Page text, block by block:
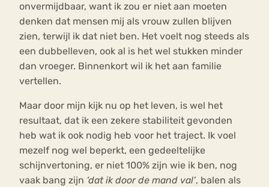
onvermijdbaar, want ik zou er niet aan moeten
denken dat mensen mij als vrouw zullen blijven
zien, terwijl ik dat niet ben. Het voelt nog steeds als
een dubbelleven, ook al is het wel stukken minder
dan vroeger. Binnenkort wil ik het aan familie
vertellen.
Maar door mijn kijk nu op het leven, is wel het
resultaat, dat ik een zekere stabiliteit gevonden
heb wat ik ook nodig heb voor het traject. Ik voel
mezelf nog wel beperkt, een gedeeltelijke
schijnvertoning, er niet 100% zijn wie ik ben, nog
vaak bang zijn ‘dat ik door de mand val’, balen als